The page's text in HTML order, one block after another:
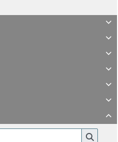






